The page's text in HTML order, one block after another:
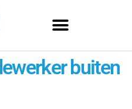
buiten